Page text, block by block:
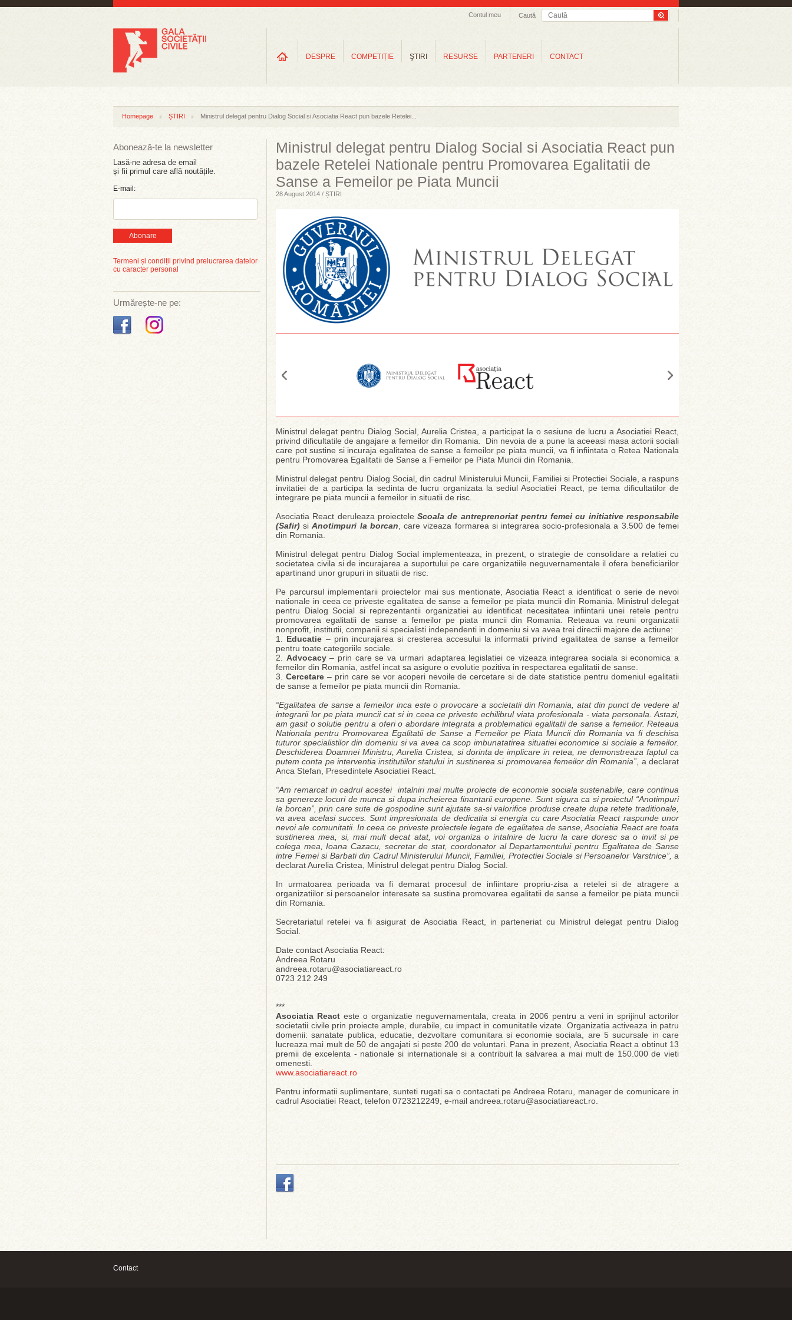
Caută
Contul meu
DESPRE COMPETIȚIE ŞTIRI RESURSE PARTENERI CONTACT
Homepage ȘTIRI Ministrul delegat pentru Dialog Social si Asociatia React pun bazele Retelei...
Abonează-te la newsletter
Lasă-ne adresa de email
și fii primul care află noutățile.
E-mail:
Abonare
Termeni și condiții privind prelucrarea datelor
cu caracter personal
Urmărește-ne pe:
Ministrul delegat pentru Dialog Social si Asociatia React pun
bazele Retelei Nationale pentru Promovarea Egalitatii de
Sanse a Femeilor pe Piata Muncii
28 August 2014 / ȘTIRI
Ministrul delegat pentru Dialog Social, Aurelia Cristea, a participat la o sesiune de lucru a Asociatiei React,
privind dificultatile de angajare a femeilor din Romania. Din nevoia de a pune la aceeasi masa actorii sociali
care pot sustine si incuraja egalitatea de sanse a femeilor pe piata muncii, va fi infiintata o Retea Nationala
pentru Promovarea Egalitatii de Sanse a Femeilor pe Piata Muncii din Romania.
Ministrul delegat pentru Dialog Social, din cadrul Ministerului Muncii, Familiei si Protectiei Sociale, a raspuns
invitatiei de a participa la sedinta de lucru organizata la sediul Asociatiei React, pe tema dificultatilor de
integrare pe piata muncii a femeilor in situatii de risc.
Asociatia React deruleaza proiecteleScoala de antreprenoriat pentru femei cu initiative responsabile
(Safir) siAnotimpuri la borcan , care vizeaza formarea si integrarea socio-profesionala a 3.500 de femei
din Romania.
Ministrul delegat pentru Dialog Social implementeaza, in prezent, o strategie de consolidare a relatiei cu
societatea civila si de incurajarea a suportului pe care organizatiile neguvernamentale il ofera beneficiarilor
apartinand unor grupuri in situatii de risc.
Pe parcursul implementarii proiectelor mai sus mentionate, Asociatia React a identificat o serie de nevoi
nationale in ceea ce priveste egalitatea de sanse a femeilor pe piata muncii din Romania. Ministrul delegat
pentru Dialog Social si reprezentantii organizatiei au identificat necesitatea infiintarii unei retele pentru
promovarea egalitatii de sanse a femeilor pe piata muncii din Romania. Reteaua va reuni organizatii
nonprofit, institutii, companii si specialisti independenti in domeniu si va avea trei directii majore de actiune:
1. Educatie – prin incurajarea si cresterea accesului la informatii privind egalitatea de sanse a femeilor
pentru toate categoriile sociale.
2. Advocacy– prin care se va urmari adaptarea legislatiei ce vizeaza integrarea sociala si economica a
femeilor din Romania, astfel incat sa asigure o evolutie pozitiva in respectarea egalitatii de sanse.
3. Cercetare– prin care se vor acoperi nevoile de cercetare si de date statistice pentru domeniul egalitatii
de sanse a femeilor pe piata muncii din Romania.
“Egalitatea de sanse a femeilor inca este o provocare a societatii din Romania, atat din punct de vedere al
integrarii lor pe piata muncii cat si in ceea ce priveste echilibrul viata profesionala - viata personala. Astazi,
am gasit o solutie pentru a oferi o abordare integrata a problematicii egalitatii de sanse a femeilor. Reteaua
Nationala pentru Promovarea Egalitatii de Sanse a Femeilor pe Piata Muncii din Romania va fi deschisa
tuturor specialistilor din domeniu si va avea ca scop imbunatatirea situatiei economice si sociale a femeilor.
Deschiderea Doamnei Ministru, Aurelia Cristea, si dorinta de implicare in retea, ne demonstreaza faptul ca
putem conta pe interventia institutiilor statului in sustinerea si promovarea femeilor din Romania” , a declarat
Anca Stefan, Presedintele Asociatiei React.
“Am remarcat in cadrul acestei intalniri mai multe proiecte de economie sociala sustenabile, care continua
sa genereze locuri de munca si dupa incheierea finantarii europene. Sunt sigura ca si proiectul “Anotimpuri
la borcan”, prin care sute de gospodine sunt ajutate sa-si valorifice produse create dupa retete traditionale,
va avea acelasi succes. Sunt impresionata de dedicatia si energia cu care Asociatia React raspunde unor
nevoi ale comunitatii. In ceea ce priveste proiectele legate de egalitatea de sanse, Asociatia React are toata
sustinerea mea, si, mai mult decat atat, voi organiza o intalnire de lucru la care doresc sa o invit si pe
colega mea, Ioana Cazacu, secretar de stat, coordonator al Departamentului pentru Egalitatea de Sanse
intre Femei si Barbati din Cadrul Ministerului Muncii, Familiei, Protectiei Sociale si Persoanelor Varstnice”, a
declarat Aurelia Cristea, Ministrul delegat pentru Dialog Social.
In urmatoarea perioada va fi demarat procesul de infiintare propriu-zisa a retelei si de atragere a
organizatiilor si persoanelor interesate sa sustina promovarea egalitatii de sanse a femeilor pe piata muncii
din Romania.
Secretariatul retelei va fi asigurat de Asociatia React, in parteneriat cu Ministrul delegat pentru Dialog
Social.
Date contact Asociatia React:
Andreea Rotaru
andreea.rotaru@asociatiareact.ro
0723 212 249
***
Asociatia React este o organizatie neguvernamentala, creata in 2006 pentru a veni in sprijinul actorilor
societatii civile prin proiecte ample, durabile, cu impact in comunitatile vizate. Organizatia activeaza in patru
domenii: sanatate publica, educatie, dezvoltare comunitara si economie sociala, are 5 sucursale in care
lucreaza mai mult de 50 de angajati si peste 200 de voluntari. Pana in prezent, Asociatia React a obtinut 13
premii de excelenta - nationale si internationale si a contribuit la salvarea a mai mult de 150.000 de vieti
omenesti.
www.asociatiareact.ro
Pentru informatii suplimentare, sunteti rugati sa o contactati pe Andreea Rotaru, manager de comunicare in
cadrul Asociatiei React, telefon 0723212249, e-mail andreea.rotaru@asociatiareact.ro.
Contact